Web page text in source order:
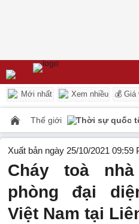
Mới nhất Xem nhiều 💰 Giá
Thế giới Thời sự quốc
Xuất bản ngày 25/10/2021 09:59
Cháy toà
phòng đại
Việt Nam tại